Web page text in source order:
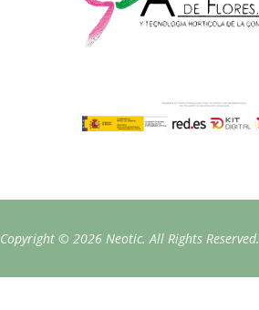
Copyright © 2026 Neotic. All Rights Reserved.